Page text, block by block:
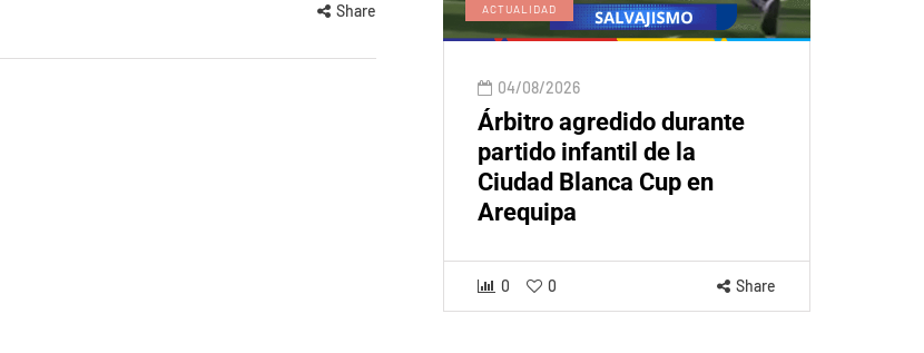
Share ACTUALIDAD
04/08/2026
Árbitro agredido durante
partido infantil de la
Ciudad Blanca Cup en
Arequipa
0 0 Share